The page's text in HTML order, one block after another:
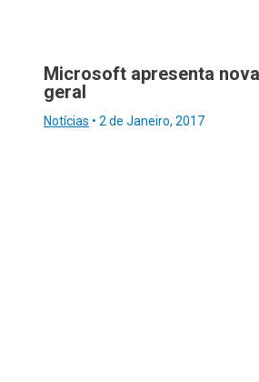
Microsoft apresenta
geral
Notícias • 2 de Janeiro, 2017